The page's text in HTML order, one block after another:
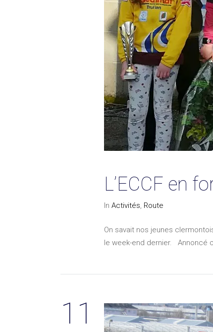
L’ECCF en
In Activités, Route
On savait nos jeunes
le week-end dernier. Annoncé
11